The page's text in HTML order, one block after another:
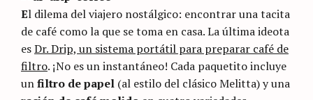
El dilema del viajero nostálgico: encontrar una tacita
de café como la que se toma en casa. La última ideota
esDr. Drip, un sistema portátil para preparar café de
filtro. ¡No es un instantáneo! Cada paquetito incluye
unfiltro de papel (al estilo del clásico Melitta) y una